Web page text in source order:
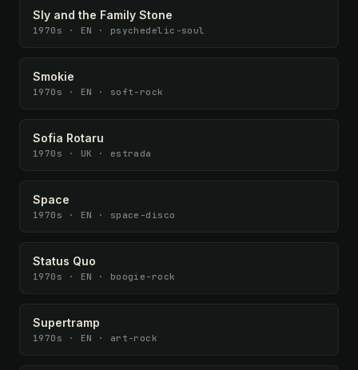
Sly and the Family Stone
1970s · EN · psychedelic-soul
Smokie
1970s · EN · soft-rock
Sofia Rotaru
1970s · UK · estrada
Space
1970s · EN · space-disco
Status Quo
1970s · EN · boogie-rock
Supertramp
1970s · EN · art-rock